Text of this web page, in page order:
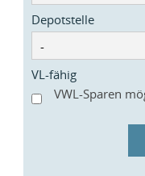
Depotstelle
VL-fähig
VWL-Sparen